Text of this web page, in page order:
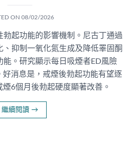
ON 08/02/2026
起功能的影響機制。尼古丁通過
、抑制一氧化氮生成及降低睪固酮
能。研究顯示每日吸煙者ED風險
好消息是，戒煙後勃起功能有望逐
6個月後勃起硬度顯著改善。
繼續閱讀 →